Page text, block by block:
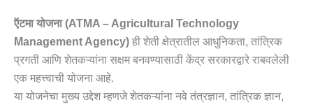
ऍटमा योजना (ATMA – Agricultural Technology
Management Agency) ही शेती क्षेत्रातील आधुनिकता, तांत्रिक
प्रगती आणि शेतकऱ्यांना सक्षम बनवण्यासाठी केंद्र सरकारद्वारे राबवलेली
एक महत्त्वाची योजना आहे.
या योजनेचा मुख्य उद्देश म्हणजे शेतकऱ्यांना नवे तंत्रज्ञान, तांत्रिक ज्ञान,